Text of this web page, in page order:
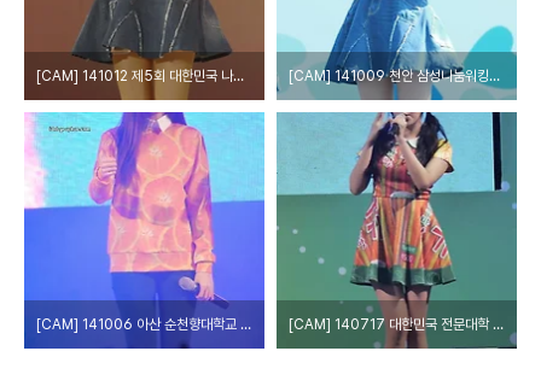
[CAM] 141012 제5회 대한민국 나눔대축제 - 오렌지캬라멜 by 다카코마츠 [CAM] 141009 천안 삼성나눔워킹페스티벌 - 오렌지캬라멜 by 다카코마츠
[CAM] 141006 아산 순천향대학교 축제 - 오렌지캬라멜 by 다카코마츠 [CAM] 140717 대한민국 전문대학 EXPO 케이윌의 영스트리트 - 오렌지 캬라멜 레이나 by EPOXY